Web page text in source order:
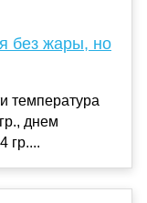
без жары, но
температура
днем
гр....